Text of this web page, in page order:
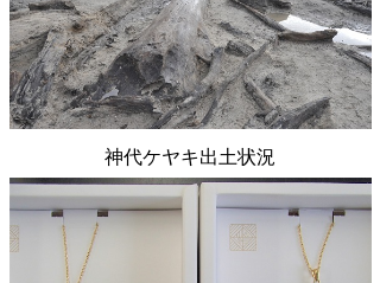
神代ケヤキ出土状況